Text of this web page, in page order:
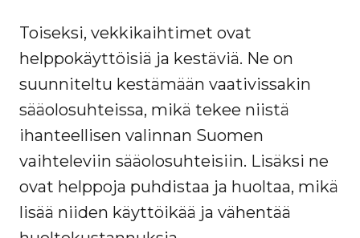
Toiseksi, vekkikaihtimet ovat
helppokäyttöisiä ja kestäviä. Ne on
suunniteltu kestämään vaativissakin
sääolosuhteissa, mikä tekee niistä
ihanteellisen valinnan Suomen
vaihteleviin sääolosuhteisiin. Lisäksi ne
ovat helppoja puhdistaa ja huoltaa, mikä
lisää niiden käyttöikää ja vähentää